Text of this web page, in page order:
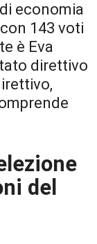
economia
143 voti
è Eva
direttivo
del